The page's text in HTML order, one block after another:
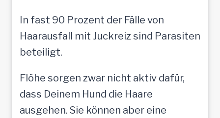
In fast 90 Prozent der Fälle von
Haarausfall mit Juckreiz sind Parasiten
beteiligt.
Flöhe sorgen zwar nicht aktiv dafür,
dass Deinem Hund die Haare
ausgehen. Sie können aber eine